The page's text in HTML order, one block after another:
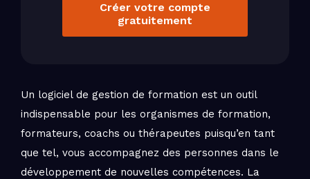
Créer votre compte
gratuitement
Un logiciel de gestion de formation est un outil
indispensable pour les organismes de formation,
formateurs, coachs ou thérapeutes puisqu’en tant
que tel, vous accompagnez des personnes dans le
développement de nouvelles compétences. La